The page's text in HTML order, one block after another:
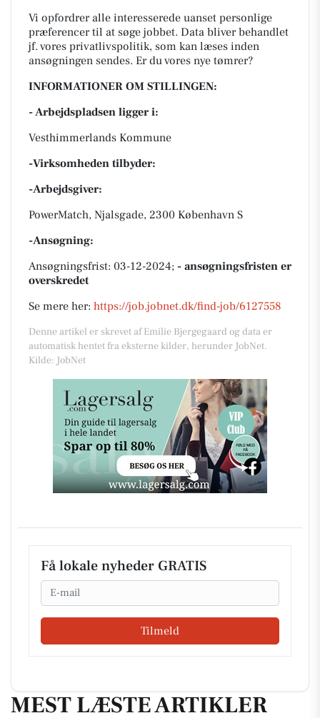
Vi opfordrer alle interesserede uanset personlige
præferencer til at søge jobbet. Data bliver behandlet
jf. vores privatlivspolitik, som kan læses inden
ansøgningen sendes. Er du vores nye tømrer?
INFORMATIONER OM STILLINGEN:
- Arbejdspladsen ligger i:
Vesthimmerlands Kommune
-Virksomheden tilbyder:
-Arbejdsgiver:
PowerMatch, Njalsgade, 2300 København S
-Ansøgning:
Ansøgningsfrist: 03-12-2024; - ansøgningsfristen er
overskredet
Se mere her: https://job.jobnet.dk/find-job/6127558
Denne artikel er skrevet af Emilie Bjergegaard og data er
automatisk hentet fra eksterne kilder, herunder JobNet.
Kilde: JobNet
Få lokale nyheder GRATIS
Email
Tilmeld
MEST LÆSTE ARTIKLER